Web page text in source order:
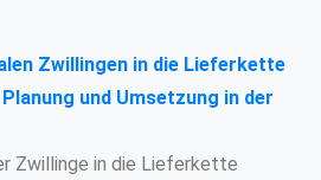
Zwillingen in die Lieferkette
und Umsetzung in der
Zwillinge in die Lieferkette